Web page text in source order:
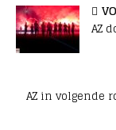
AZ
AZ in volgende